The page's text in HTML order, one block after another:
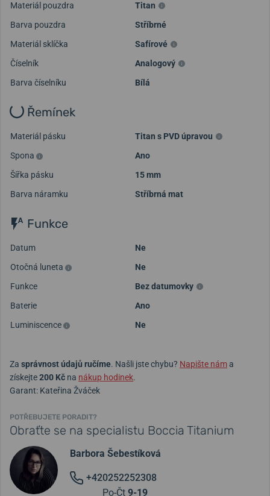
Materiál pouzdra
Titan
Barva pouzdra
Stříbrné
Materiál sklíčka
Safírové
Číselník
Analogový
Barva číselníku
Bílá
Řemínek
Materiál pásku
Titan s PVD úpravou
Spona
Ano
Šířka pásku
15 mm
Barva náramku
Stříbrná mat
Funkce
Datum
Ne
Otočná luneta
Ne
Funkce
Bez datumovky
Baterie
Ano
Luminiscence
Ne
Za správnost údajů ručíme. Našli jste chybu? Napište náma
získejte200 Kč na nákup hodinek.
Garant: Kateřina Žváček
POTŘEBUJETE PORADIT?
Obraťte se na specialistu Boccia Titanium
Barbora Šebestíková
+420252252308
Po-Čt 9-19